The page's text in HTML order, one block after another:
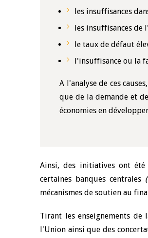
les insuffisances
les insuffisances
le taux de défaut
l'insuffisance ou la
A l'analyse de ces
que de la demande et
économies en
Ainsi, des initiatives ont
certaines banques centrales
mécanismes de soutien au
Tirant les enseignements
l'Union ainsi que des